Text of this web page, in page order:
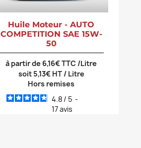
Huile Moteur - AUTO
COMPETITION SAE 15W-
50
à partir de 6,16€ TTC /Litre
soit 5,13€ HT / Litre
Hors remises
4.8 / 5 -
17avis